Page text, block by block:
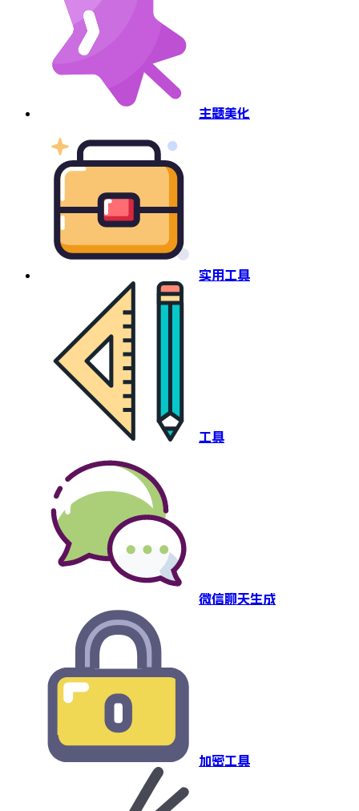
主题美化
实用工具
工具
微信聊天生成
加密工具